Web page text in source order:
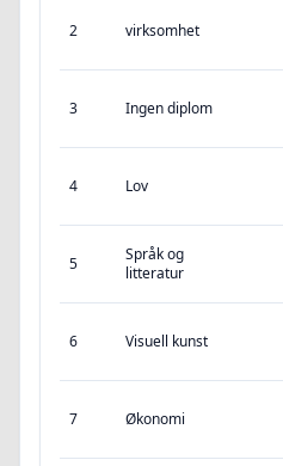
2 virksomhet
3 Ingen diplom
4 Lov
5
Språk og
litteratur
6 Visuell kunst
7 Økonomi